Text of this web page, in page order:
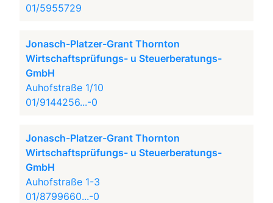
01/5955729
Jonasch-Platzer-Grant Thornton
Wirtschaftsprüfungs- u Steuerberatungs-
GmbH
Auhofstraße 1/10
01/9144256...-0
Jonasch-Platzer-Grant Thornton
Wirtschaftsprüfungs- u Steuerberatungs-
GmbH
Auhofstraße 1-3
01/8799660...-0